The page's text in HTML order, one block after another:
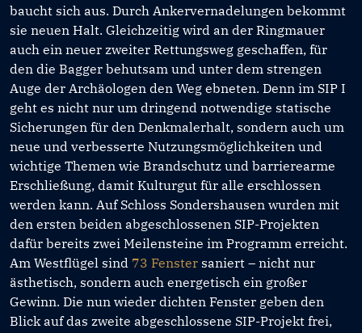
baucht sich aus. Durch Ankervernadelungen bekommt
sie neuen Halt. Gleichzeitig wird an der Ringmauer
auch ein neuer zweiter Rettungsweg geschaffen, für
den die Bagger behutsam und unter dem strengen
Auge der Archäologen den Weg ebneten. Denn im SIP I
geht es nicht nur um dringend notwendige statische
Sicherungen für den Denkmalerhalt, sondern auch um
neue und verbesserte Nutzungsmöglichkeiten und
wichtige Themen wie Brandschutz und barrierearme
Erschließung, damit Kulturgut für alle erschlossen
werden kann. Auf Schloss Sondershausen wurden mit
den ersten beiden abgeschlossenen SIP-Projekten
dafür bereits zwei Meilensteine im Programm erreicht.
Am Westflügel sind 73 Fenster saniert – nicht nur
ästhetisch, sondern auch energetisch ein großer
Gewinn. Die nun wieder dichten Fenster geben den
Blick auf das zweite abgeschlossene SIP-Projekt frei,